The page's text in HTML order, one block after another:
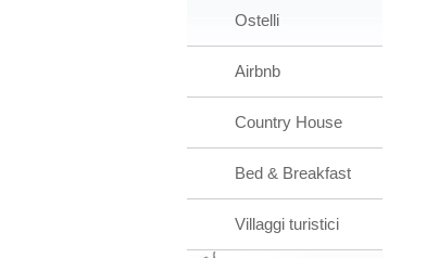
Ostelli
Airbnb
Country House
Bed & Breakfast
Villaggi turistici